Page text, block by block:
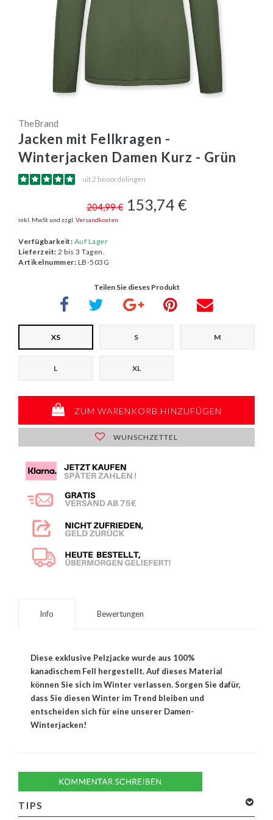
TheBrand
Jacken mit Fellkragen -
Winterjacken Damen Kurz - Grün
uit 2 beoordelingen
204,99 € 153,74 €
inkl. MwSt und zzgl. Versandkosten
Verfügbarkeit: Auf Lager
Lieferzeit: 2 bis 3 Tagen.
Artikelnummer: LB-503G
Teilen Sie dieses Produkt
XS S M
L XL
ZUM WARENKORB HINZUFÜGEN
WUNSCHZETTEL
Info Bewertungen
Diese exklusive Pelzjacke wurde aus 100%
kanadischem Fell hergestellt. Auf dieses Material
können Sie sich im Winter verlassen. Sorgen Sie dafür,
dass Sie diesen Winter im Trend bleiben und
entscheiden sich für eine unserer Damen-
Winterjacken!
TIPS